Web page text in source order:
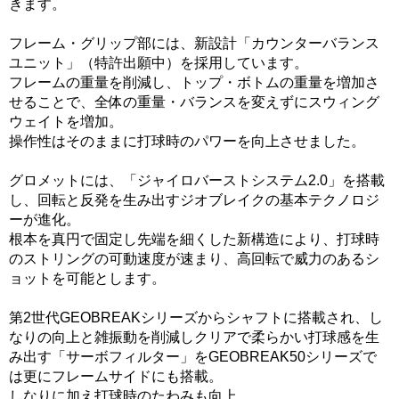
きます。
フレーム・グリップ部には、新設計「カウンターバランス
ユニット」（特許出願中）を採用しています。
フレームの重量を削減し、トップ・ボトムの重量を増加さ
せることで、全体の重量・バランスを変えずにスウィング
ウェイトを増加。
操作性はそのままに打球時のパワーを向上させました。
グロメットには、「ジャイロバーストシステム2.0」を搭載
し、回転と反発を生み出すジオブレイクの基本テクノロジ
ーが進化。
根本を真円で固定し先端を細くした新構造により、打球時
のストリングの可動速度が速まり、高回転で威力のあるシ
ョットを可能とします。
第2世代GEOBREAKシリーズからシャフトに搭載され、し
なりの向上と雑振動を削減しクリアで柔らかい打球感を生
み出す「サーボフィルター」をGEOBREAK50シリーズで
は更にフレームサイドにも搭載。
しなりに加え打球時のたわみも向上。